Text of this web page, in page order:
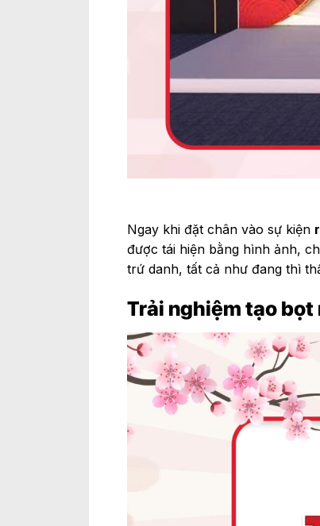
Ngay khi đặt chân vào sự kiện
được tái hiện bằng hình ảnh,
trứ danh, tất cả như đang thì
Trải nghiệm tạo bọt